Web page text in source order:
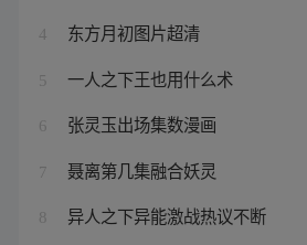
4 东方月初图片超清
5 一人之下王也用什么术
6 张灵玉出场集数漫画
7 聂离第几集融合妖灵
8 异人之下异能激战热议不断